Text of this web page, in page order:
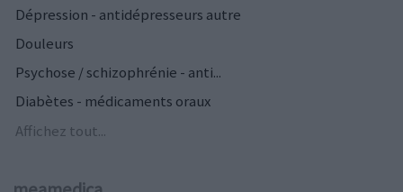
Dépression - antidépresseurs autre
Douleurs
Psychose / schizophrénie - anti...
Diabètes - médicaments oraux
Affichez tout...